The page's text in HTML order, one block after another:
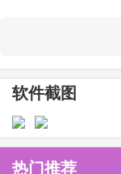
荐，美食信息，
2、包括符合
靠和有效数据，
食物派安卓版软件
1、食物派安卓
软件截图
热门推荐